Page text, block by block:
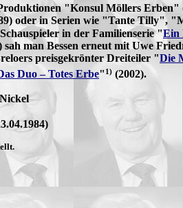
"Konsul Möllers Erben"
oder in Serien wie "Tante Tilly",
in der Familienserie "Ein
man Bessen erneut mit Uwe
preisgekrönter Dreiteiler "Die
Duo – Totes Erbe" 1) (2002).